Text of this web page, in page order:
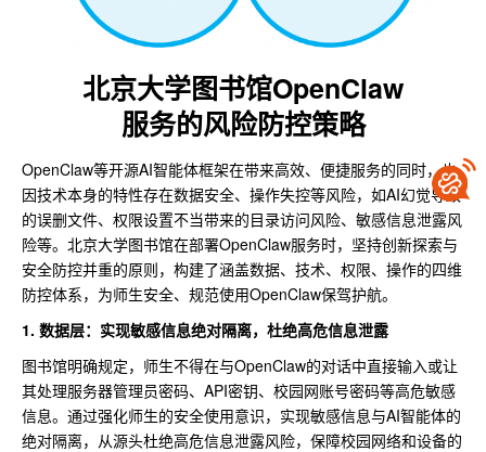
北京大学图书馆OpenClaw
服务的风险防控策略
OpenClaw等开源AI智能体框架在带来高效、便捷服务的同时，也
因技术本身的特性存在数据安全、操作失控等风险，如AI幻觉导致
的误删文件、权限设置不当带来的目录访问风险、敏感信息泄露风
险等。北京大学图书馆在部署OpenClaw服务时，坚持创新探索与
安全防控并重的原则，构建了涵盖数据、技术、权限、操作的四维
防控体系，为师生安全、规范使用OpenClaw保驾护航。
1. 数据层：实现敏感信息绝对隔离，杜绝高危信息泄露
图书馆明确规定，师生不得在与OpenClaw的对话中直接输入或让
其处理服务器管理员密码、API密钥、校园网账号密码等高危敏感
信息。通过强化师生的安全使用意识，实现敏感信息与AI智能体的
绝对隔离，从源头杜绝高危信息泄露风险，保障校园网络和设备的